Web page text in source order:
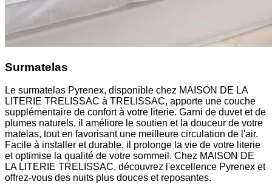
Surmatelas
Le surmatelas Pyrenex, disponible chez MAISON DE LA
LITERIE TRELISSAC à TRELISSAC, apporte une couche
supplémentaire de confort à votre literie. Garni de duvet et de
plumes naturels, il améliore le soutien et la douceur de votre
matelas, tout en favorisant une meilleure circulation de l'air.
Facile à installer et durable, il prolonge la vie de votre literie
et optimise la qualité de votre sommeil. Chez MAISON DE
LA LITERIE TRELISSAC, découvrez l'excellence Pyrenex et
offrez-vous des nuits plus douces et reposantes.